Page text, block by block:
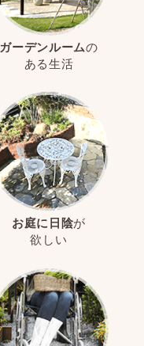
ガーデンルームの
ある生活
お庭に日陰が
欲しい